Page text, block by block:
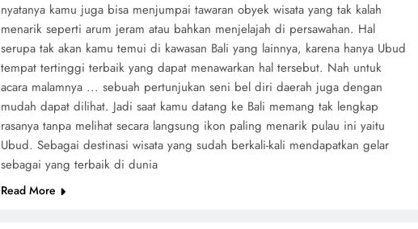
nyatanya kamu juga bisa menjumpai tawaran obyek wisata yang tak kalah
menarik seperti arum jeram atau bahkan menjelajah di persawahan. Hal
serupa tak akan kamu temui di kawasan Bali yang lainnya, karena hanya Ubud
tempat tertinggi terbaik yang dapat menawarkan hal tersebut. Nah untuk
acara malamnya ... sebuah pertunjukan seni bel diri daerah juga dengan
mudah dapat dilihat. Jadi saat kamu datang ke Bali memang tak lengkap
rasanya tanpa melihat secara langsung ikon paling menarik pulau ini yaitu
Ubud. Sebagai destinasi wisata yang sudah berkali-kali mendapatkan gelar
sebagai yang terbaik di dunia
Read More